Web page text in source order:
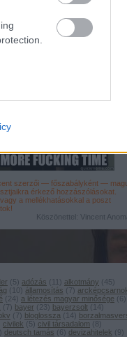
szerzői — főszabályként —
érkező hozzászólásokat
a mellékhatásokkal a poszt
!
Köszönettel: Vincent
( 5) adózás ( 11 ) alkotmány ( 45)
( 10) államosítás ( 7)
( 24) a létezés magyar minősége ( 6 )
( 7) bayer ( 23) bayerzsolt ( 14)
( 7) bloglossza ( 14)
civilek ( 5) civil társadalom ( 8 )
) deutsch tamás ( 6 ) devizahitelek ( 9)